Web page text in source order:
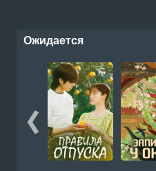
Ожидается